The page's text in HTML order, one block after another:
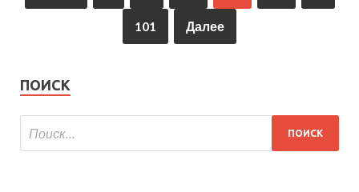
101 Далее
ПОИСК